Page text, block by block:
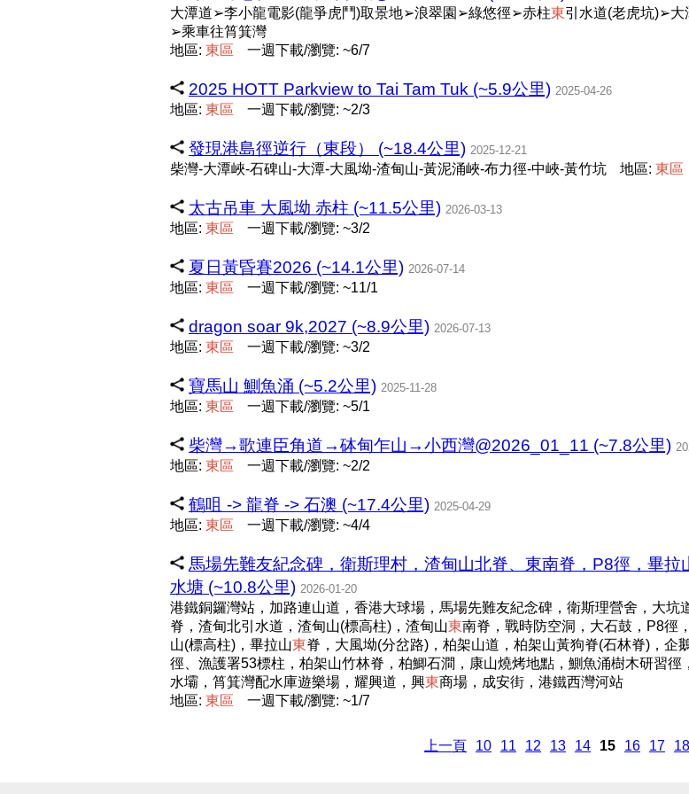
大潭道➢李小龍電影(龍爭虎鬥)取景地➢浪翠園➢綠悠徑➢赤柱東引水道(老虎坑)➢
➢乘車往筲箕灣
地區: 東區 一週下載/瀏覽: ~6/7
2025 HOTT Parkview to Tai Tam Tuk (~5.9公里) 2025-04-26
地區: 東區 一週下載/瀏覽: ~2/3
發現港島徑逆行（東段） (~18.4公里) 2025-12-21
柴灣-大潭峽-石碑山-大潭-大風坳-渣甸山-黃泥涌峽-布力徑-中峽-黃竹坑 地區: 東區
太古吊車 大風坳 赤柱 (~11.5公里) 2026-03-13
地區: 東區 一週下載/瀏覽: ~3/2
夏日黃昏賽2026 (~14.1公里) 2026-07-14
地區: 東區 一週下載/瀏覽: ~11/1
dragon soar 9k,2027 (~8.9公里) 2026-07-13
地區: 東區 一週下載/瀏覽: ~3/2
寶馬山 鰂魚涌 (~5.2公里) 2025-11-28
地區: 東區 一週下載/瀏覽: ~5/1
柴灣→歌連臣角道→砵甸乍山→小西灣@2026_01_11 (~7.8公里)
地區: 東區 一週下載/瀏覽: ~2/2
鶴咀 -> 龍脊 -> 石澳 (~17.4公里) 2025-04-29
地區: 東區 一週下載/瀏覽: ~4/4
馬場先難友紀念碑，衛斯理村，渣甸山北脊、東南脊，P8徑，畢
水塘 (~10.8公里) 2026-01-20
港鐵銅鑼灣站，加路連山道，香港大球場，馬場先難友紀念碑，衛斯理營舍，大
脊，渣甸北引水道，渣甸山(標高柱)，渣甸山東南脊，戰時防空洞，大石鼓，P8徑
山(標高柱)，畢拉山東脊，大風坳(分岔路)，柏架山道，柏架山黃狗脊(石林脊)，
徑、漁護署53標柱，柏架山竹林脊，柏鯽石澗，康山燒烤地點，鰂魚涌樹木研習徑
水壩，筲箕灣配水庫遊樂場，耀興道，興東商場，成安街，港鐵西灣河站
地區: 東區 一週下載/瀏覽: ~1/7
上一頁 10 11 12 13 14 15 16 17 18